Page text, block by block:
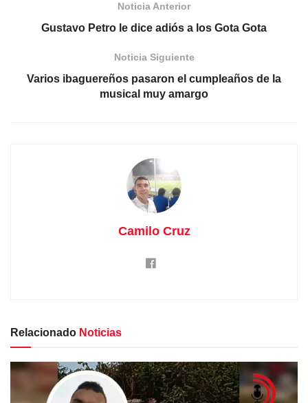
Noticia Anterior
Gustavo Petro le dice adiós a los Gota Gota
Noticia Siguiente
Varios ibaguereños pasaron el cumpleaños de la
musical muy amargo
Camilo Cruz
Relacionado Noticias